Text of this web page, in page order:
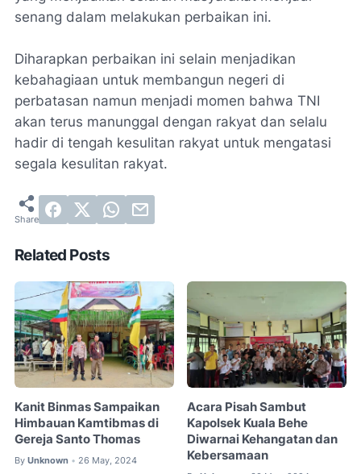
senang dalam melakukan perbaikan ini.
Diharapkan perbaikan ini selain menjadikan
kebahagiaan untuk membangun negeri di
perbatasan namun menjadi momen bahwa TNI
akan terus manunggal dengan rakyat dan selalu
hadir di tengah kesulitan rakyat untuk mengatasi
segala kesulitan rakyat.
Related Posts
Kanit Binmas Sampaikan
Himbauan Kamtibmas di
Gereja Santo Thomas
By Unknown • 26 May, 2024
Acara Pisah Sambut
Kapolsek Kuala Behe
Diwarnai Kehangatan dan
Kebersamaan